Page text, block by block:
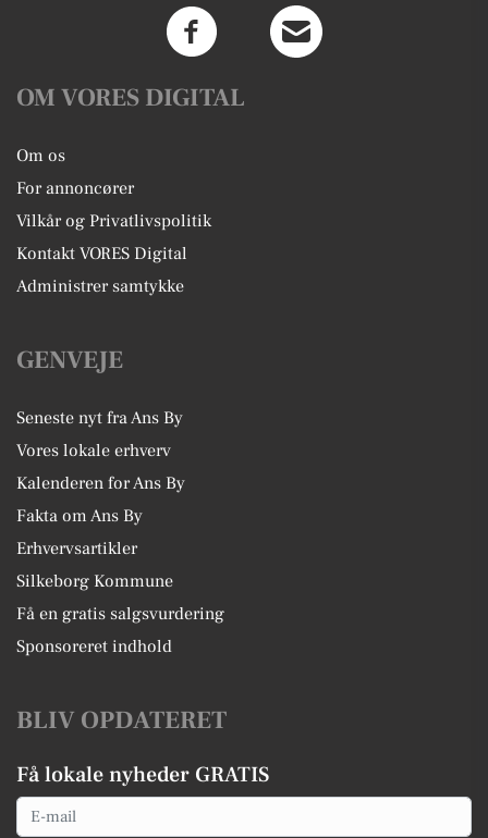
OM VORES DIGITAL
Om os
For annoncører
Vilkår og Privatlivspolitik
Kontakt VORES Digital
Administrer samtykke
GENVEJE
Seneste nyt fra Ans By
Vores lokale erhverv
Kalenderen for Ans By
Fakta om Ans By
Erhvervsartikler
Silkeborg Kommune
Få en gratis salgsvurdering
Sponsoreret indhold
BLIV OPDATERET
Få lokale nyheder GRATIS
Email